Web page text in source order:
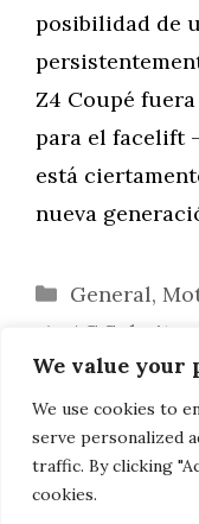
We value your
We use cookies to
serve personalized
traffic. By clicking
cookies.
posibilidad de
Z4 Coupé
para el facelift
está
nueva
Categorías
General,
AC
para el BMW
BMW Z4
Mediterráneo y